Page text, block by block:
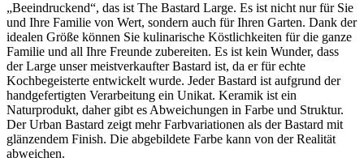
„Beeindruckend“, das ist The Bastard Large. Es ist nicht nur für Sie
und Ihre Familie von Wert, sondern auch für Ihren Garten. Dank der
idealen Größe können Sie kulinarische Köstlichkeiten für die ganze
Familie und all Ihre Freunde zubereiten. Es ist kein Wunder, dass
der Large unser meistverkaufter Bastard ist, da er für echte
Kochbegeisterte entwickelt wurde. Jeder Bastard ist aufgrund der
handgefertigten Verarbeitung ein Unikat. Keramik ist ein
Naturprodukt, daher gibt es Abweichungen in Farbe und Struktur.
Der Urban Bastard zeigt mehr Farbvariationen als der Bastard mit
glänzendem Finish. Die abgebildete Farbe kann von der Realität
abweichen.